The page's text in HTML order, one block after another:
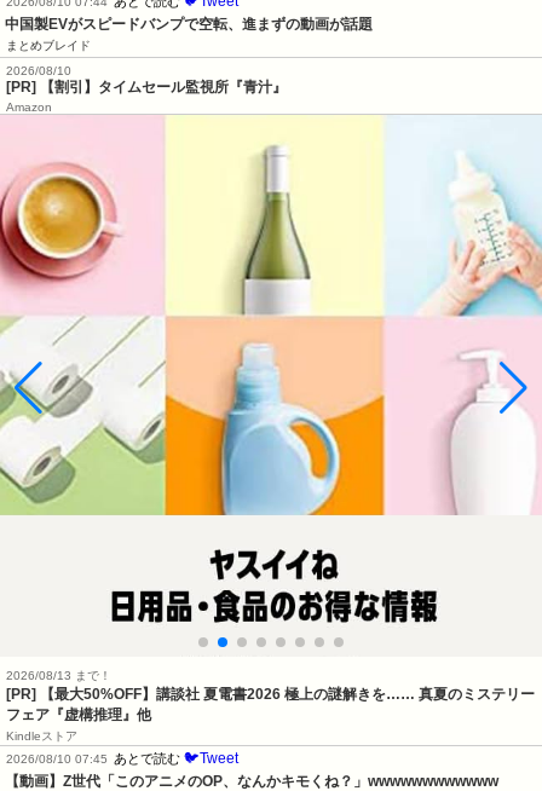
中国製EVがスピードバンプで空転、進まずの動画が話題
まとめブレイド
2026/08/10
[PR] 【割引】タイムセール監視所『青汁』
Amazon
2026/08/13 まで！
[PR] 【最大50%OFF】講談社 夏電書2026 極上の謎解きを…… 真夏のミステリー
フェア『虚構推理』他
Kindleストア
2026/08/10 07:45
あとで読む 🐦Tweet
【動画】Z世代「このアニメのOP、なんかキモくね？」wwwwwwwwwwww